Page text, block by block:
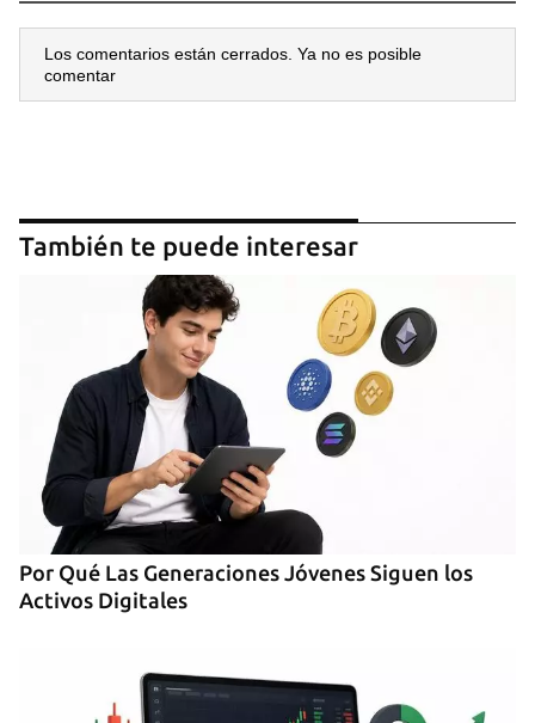
Los comentarios están cerrados. Ya no es posible
comentar
También te puede interesar
Por Qué Las Generaciones Jóvenes Siguen los
Activos Digitales